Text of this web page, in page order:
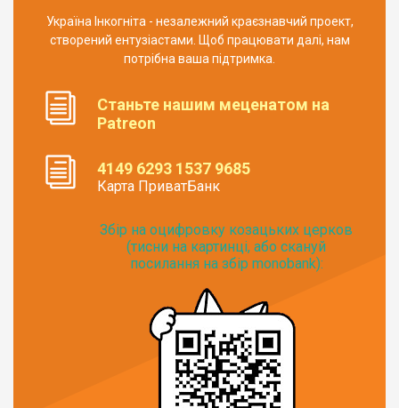
Україна Інкогніта - незалежний краєзнавчий проект,
створений ентузіастами. Щоб працювати далі, нам
потрібна ваша підтримка.
Станьте нашим меценатом на
Patreon
4149 6293 1537 9685
Карта ПриватБанк
Збір на оцифровку козацьких церков
(тисни на картинці, або скануй
посилання на збір monobank):